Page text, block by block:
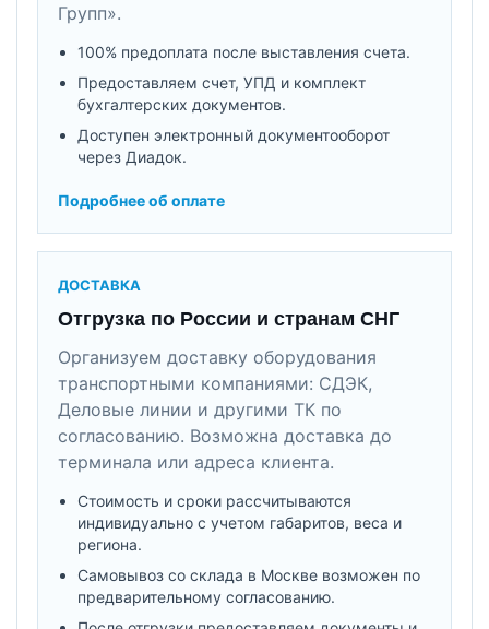
Групп».
100% предоплата после выставления счета.
Предоставляем счет, УПД и комплект
бухгалтерских документов.
Доступен электронный документооборот
через Диадок.
Подробнее об оплате
ДОСТАВКА
Отгрузка по России и странам СНГ
Организуем доставку оборудования
транспортными компаниями: СДЭК,
Деловые линии и другими ТК по
согласованию. Возможна доставка до
терминала или адреса клиента.
Стоимость и сроки рассчитываются
индивидуально с учетом габаритов, веса и
региона.
Самовывоз со склада в Москве возможен по
предварительному согласованию.